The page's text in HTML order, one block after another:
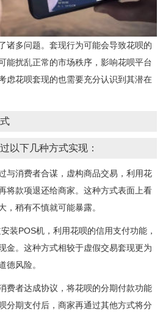
诸多问题。套现行为可能会导致花呗的
能扰乱正常的市场秩序，影响花呗平台
虑花呗套现的也需要充分认识到其潜在
以下几种方式实现：
与消费者合谋，虚构商品交易，利用花
将款项退还给商家。这种方式表面上看
，稍有不慎就可能暴露。
装POS机，利用花呗的信用支付功能，
金。这种方式相较于虚假交易套现更为
德风险。
费者达成协议，将花呗的分期付款功能
分期支付后，商家再通过其他方式将分